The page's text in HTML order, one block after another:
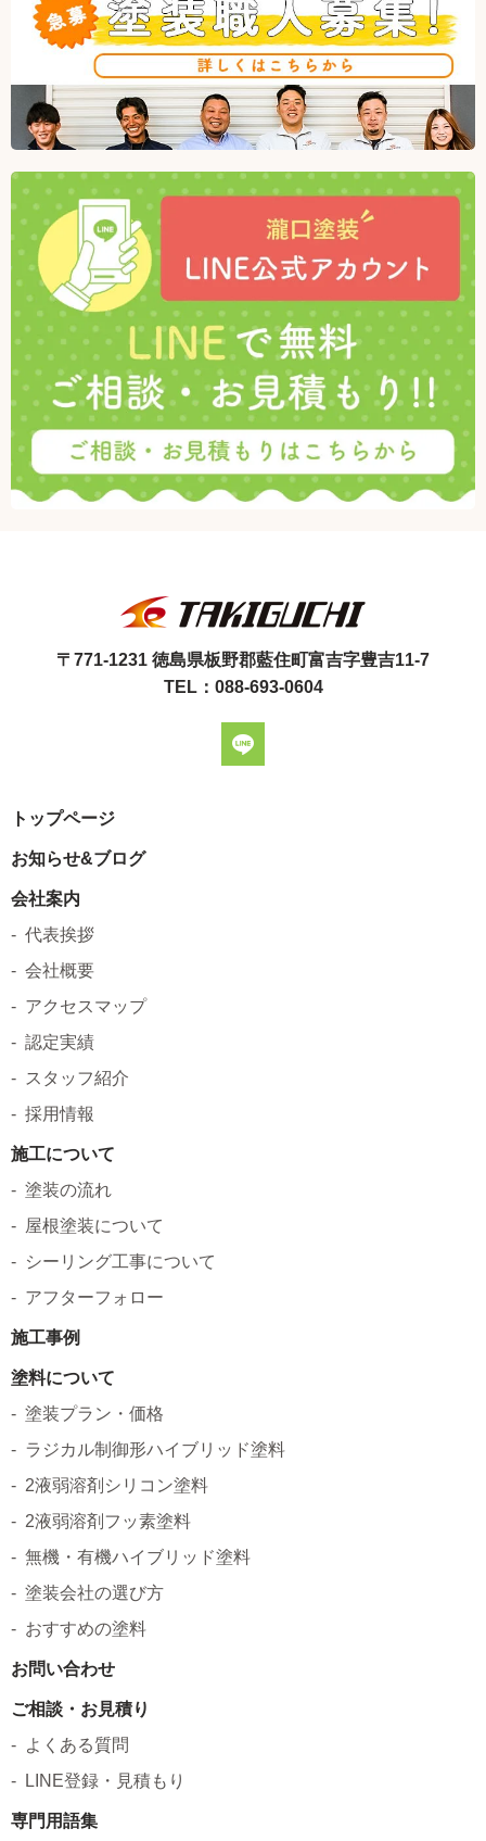
〒771-1231 徳島県板野郡藍住町富吉字豊吉11-7
TEL：088-693-0604
トップページ
お知らせ&ブログ
会社案内
代表挨拶
会社概要
アクセスマップ
認定実績
スタッフ紹介
採用情報
施工について
塗装の流れ
屋根塗装について
シーリング工事について
アフターフォロー
施工事例
塗料について
塗装プラン・価格
ラジカル制御形ハイブリッド塗料
2液弱溶剤シリコン塗料
2液弱溶剤フッ素塗料
無機・有機ハイブリッド塗料
塗装会社の選び方
おすすめの塗料
お問い合わせ
ご相談・お見積り
よくある質問
LINE登録・見積もり
専門用語集